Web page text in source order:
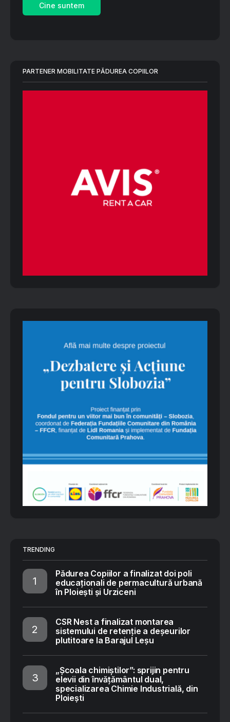
Cine suntem
PARTENER MOBILITATE PĂDUREA COPIILOR
TRENDING
Pădurea Copiilor a finalizat doi poli
educaționali de permacultură urbană
în Ploiești și Urziceni
CSR Nest a finalizat montarea
sistemului de retenție a deșeurilor
plutitoare la Barajul Leșu
„Școala chimiștilor”: sprijin pentru
elevii din învățământul dual,
specializarea Chimie Industrială, din
Ploiești